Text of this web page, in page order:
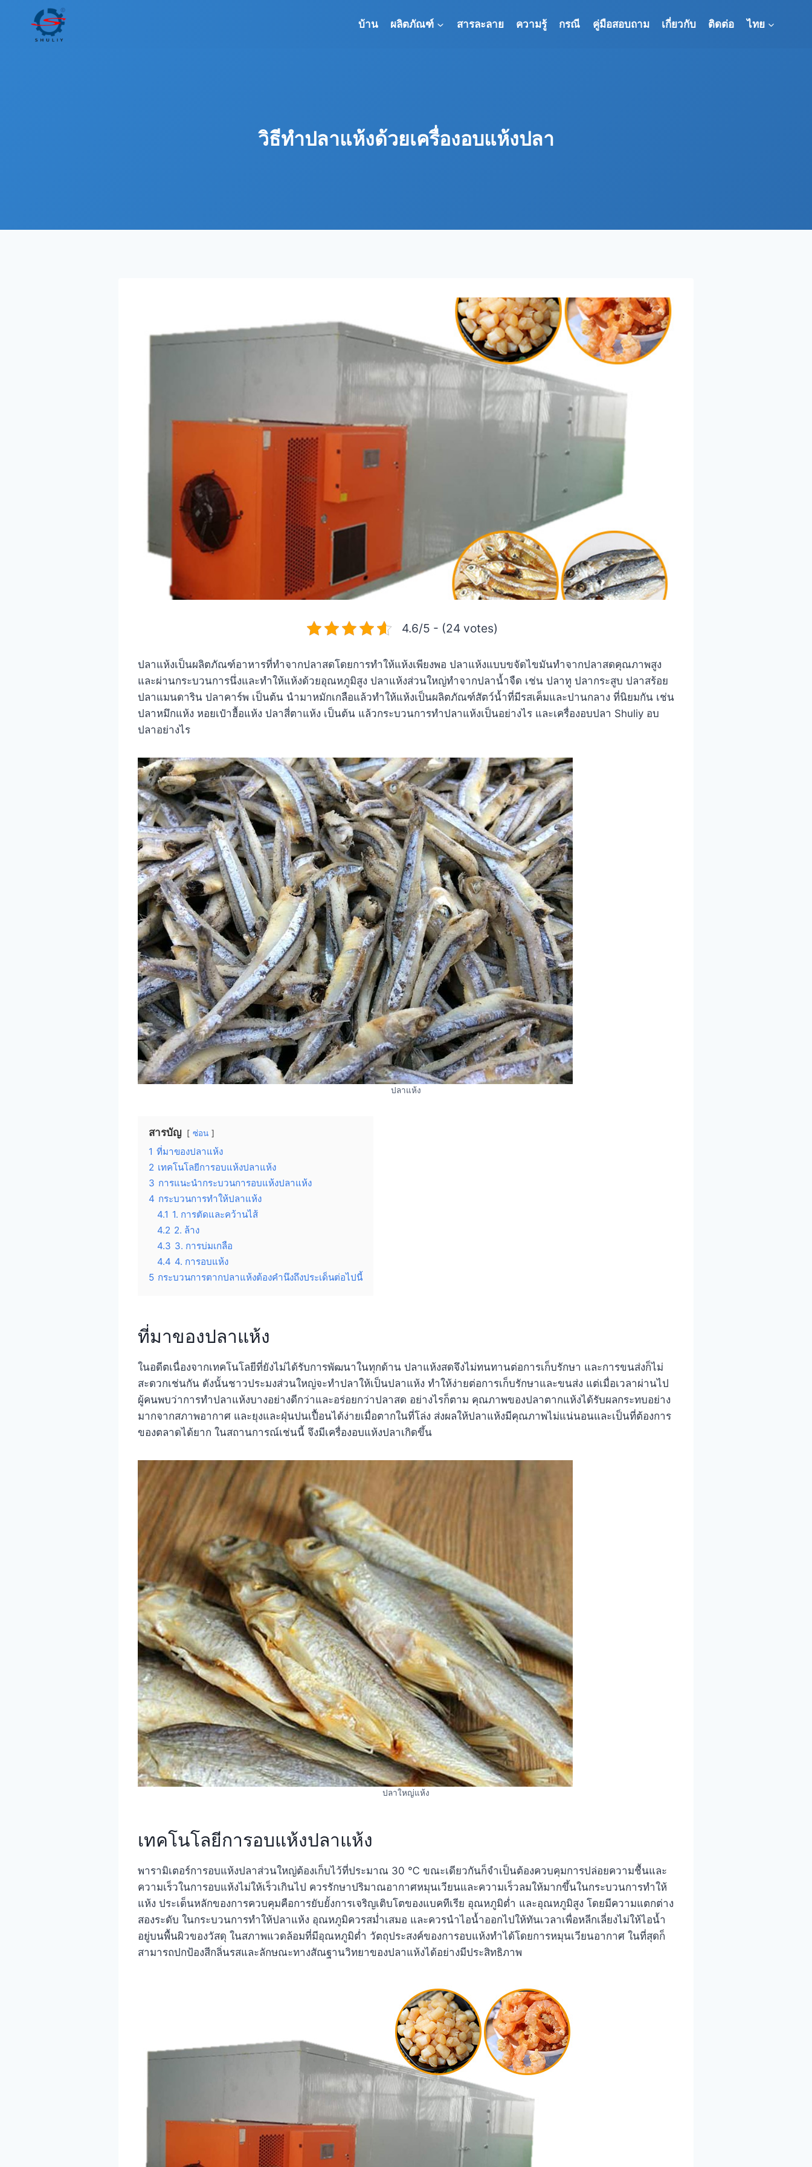
content
บ้าน ผลิตภัณฑ์ สารละลาย ความรู้ กรณี คู่มือสอบถาม เกี่ยวกับ ติดต่อ ไทย
วิธีทำปลาแห้งด้วยเครื่องอบแห้งปลา
4.6/5 - (24 votes)
ปลาแห้งเป็นผลิตภัณฑ์อาหารที่ทำจากปลาสดโดยการทำให้แห้งเพียงพอ ปลาแห้งแบบขจัดไขมันทำจากปลาสดคุณภาพสูง
และผ่านกระบวนการนึ่งและทำให้แห้งด้วยอุณหภูมิสูง ปลาแห้งส่วนใหญ่ทำจากปลาน้ำจืด เช่น ปลาทู ปลากระสูบ ปลาสร้อย
ปลาแมนดาริน ปลาคาร์พ เป็นต้น นำมาหมักเกลือแล้วทำให้แห้งเป็นผลิตภัณฑ์สัตว์น้ำที่มีรสเค็มและปานกลาง ที่นิยมกัน เช่น
ปลาหมึกแห้ง หอยเป๋าฮื้อแห้ง ปลาสี่ตาแห้ง เป็นต้น แล้วกระบวนการทำปลาแห้งเป็นอย่างไร และเครื่องอบปลา Shuliy อบ
ปลาอย่างไร
ปลาแห้ง
สารบัญ ซ่อน
1 ที่มาของปลาแห้ง
2 เทคโนโลยีการอบแห้งปลาแห้ง
3 การแนะนำกระบวนการอบแห้งปลาแห้ง
4 กระบวนการทำให้ปลาแห้ง
4.1 1. การตัดและคว้านไส้
4.2 2. ล้าง
4.3 3. การบ่มเกลือ
4.4 4. การอบแห้ง
5 กระบวนการตากปลาแห้งต้องคำนึงถึงประเด็นต่อไปนี้
ที่มาของปลาแห้ง
ในอดีตเนื่องจากเทคโนโลยีที่ยังไม่ได้รับการพัฒนาในทุกด้าน ปลาแห้งสดจึงไม่ทนทานต่อการเก็บรักษา และการขนส่งก็ไม่
สะดวกเช่นกัน ดังนั้นชาวประมงส่วนใหญ่จะทำปลาให้เป็นปลาแห้ง ทำให้ง่ายต่อการเก็บรักษาและขนส่ง แต่เมื่อเวลาผ่านไป
ผู้คนพบว่าการทำปลาแห้งบางอย่างดีกว่าและอร่อยกว่าปลาสด อย่างไรก็ตาม คุณภาพของปลาตากแห้งได้รับผลกระทบอย่าง
มากจากสภาพอากาศ และยุงและฝุ่นปนเปื้อนได้ง่ายเมื่อตากในที่โล่ง ส่งผลให้ปลาแห้งมีคุณภาพไม่แน่นอนและเป็นที่ต้องการ
ของตลาดได้ยาก ในสถานการณ์เช่นนี้ จึงมีเครื่องอบแห้งปลาเกิดขึ้น
ปลาใหญ่แห้ง
เทคโนโลยีการอบแห้งปลาแห้ง
พารามิเตอร์การอบแห้งปลาส่วนใหญ่ต้องเก็บไว้ที่ประมาณ 30 ℃ ขณะเดียวกันก็จำเป็นต้องควบคุมการปล่อยความชื้นและ
ความเร็วในการอบแห้งไม่ให้เร็วเกินไป ควรรักษาปริมาณอากาศหมุนเวียนและความเร็วลมให้มากขึ้นในกระบวนการทำให้
แห้ง ประเด็นหลักของการควบคุมคือการยับยั้งการเจริญเติบโตของแบคทีเรีย อุณหภูมิต่ำ และอุณหภูมิสูง โดยมีความแตกต่าง
สองระดับ ในกระบวนการทำให้ปลาแห้ง อุณหภูมิควรสม่ำเสมอ และควรนำไอน้ำออกไปให้ทันเวลาเพื่อหลีกเลี่ยงไม่ให้ไอน้ำ
อยู่บนพื้นผิวของวัสดุ ในสภาพแวดล้อมที่มีอุณหภูมิต่ำ วัตถุประสงค์ของการอบแห้งทำได้โดยการหมุนเวียนอากาศ ในที่สุดก็
สามารถปกป้องสีกลิ่นรสและลักษณะทางสัณฐานวิทยาของปลาแห้งได้อย่างมีประสิทธิภาพ